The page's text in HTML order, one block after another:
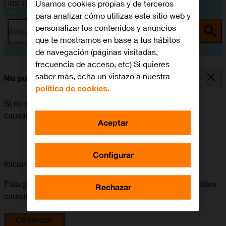
iOS 17
Busca por problema o tema
No puedo encender mi móvil
Si no se puede encender el móvil, puede haber varias
causas posibles al problema.
Iniciar la guía para solucionar tu problema
Esta guía te va a conducir a través de una serie de posibles
causas y soluciones al problema.
Comenzar
Usamos cookies propias y de terceros
para analizar cómo utilizas este sitio web y
personalizar los contenidos y anuncios
que te mostramos en base a tus hábitos
de navegación (páginas visitadas,
frecuencia de acceso, etc) Si quieres
saber más, echa un vistazo a nuestra
política de cookies.
Configurar
Rechazar
Aceptar